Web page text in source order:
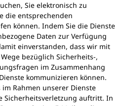
Sie elektronisch zu
die entsprechenden
können. Indem Sie die Dienste
Daten zur Verfügung
einverstanden, dass wir mit
bezüglich Sicherheits-,
im Zusammenhang
kommunizieren können.
Rahmen unserer Dienste
Sicherheitsverletzung auftritt. In